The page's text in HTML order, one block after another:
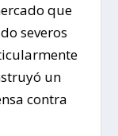
que
severos
un
contra